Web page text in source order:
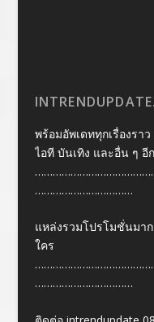
พร้อมอัพเดททุกเรื่องรา
ไอที บันเทิง และอื่น ๆ อี
……………………………
แหล่งรวมโปรโมชั่นมา
ใคร
……………………………